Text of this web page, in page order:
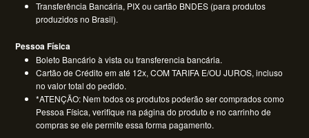
Transferência Bancária, PIX ou cartão BNDES (para produtos
produzidos no Brasil).
Pessoa Física
Boleto Bancário à vista ou transferencia bancária.
Cartão de Crédito em até 12x, COM TARIFA E/OU JUROS, incluso
no valor total do pedido.
*ATENÇÃO: Nem todos os produtos poderão ser comprados como
Pessoa Física, verifique na página do produto e no carrinho de
compras se ele permite essa forma pagamento.